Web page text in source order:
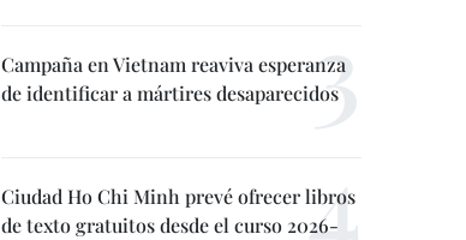
Campaña en Vietnam reaviva esperanza
de identificar a mártires desaparecidos
Ciudad Ho Chi Minh prevé ofrecer libros
de texto gratuitos desde el curso 2026-